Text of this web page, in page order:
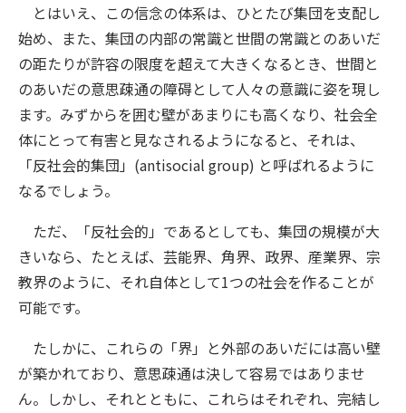
とはいえ、この信念の体系は、ひとたび集団を支配し
始め、また、集団の内部の常識と世間の常識とのあいだ
の距たりが許容の限度を超えて大きくなるとき、世間と
のあいだの意思疎通の障碍として人々の意識に姿を現し
ます。みずからを囲む壁があまりにも高くなり、社会全
体にとって有害と見なされるようになると、それは、
「反社会的集団」(antisocial group) と呼ばれるように
なるでしょう。
ただ、「反社会的」であるとしても、集団の規模が大
きいなら、たとえば、芸能界、角界、政界、産業界、宗
教界のように、それ自体として1つの社会を作ることが
可能です。
たしかに、これらの「界」と外部のあいだには高い壁
が築かれており、意思疎通は決して容易ではありませ
ん。しかし、それとともに、これらはそれぞれ、完結し